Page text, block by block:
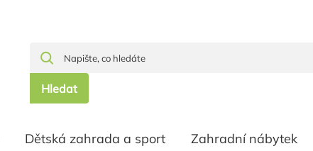
Hledat
Dětská zahrada a sport Zahradní nábytek